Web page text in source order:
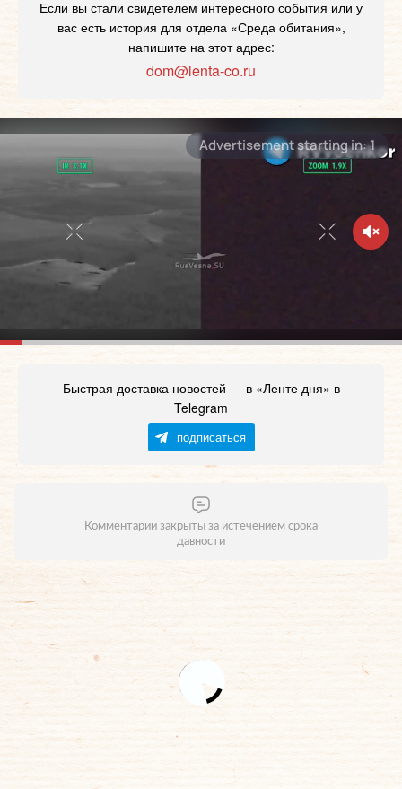
Если вы стали свидетелем интересного события или у
вас есть история для отдела «Среда обитания»,
напишите на этот адрес:
dom@lenta-co.ru
Быстрая доставка новостей — в «Ленте дня» в
Telegram
подписаться
Комментарии закрыты за истечением срока
давности